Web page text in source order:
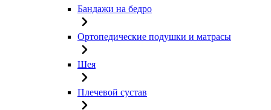
Бандажи на бедро
Ортопедические подушки и матрасы
Шея
Плечевой сустав